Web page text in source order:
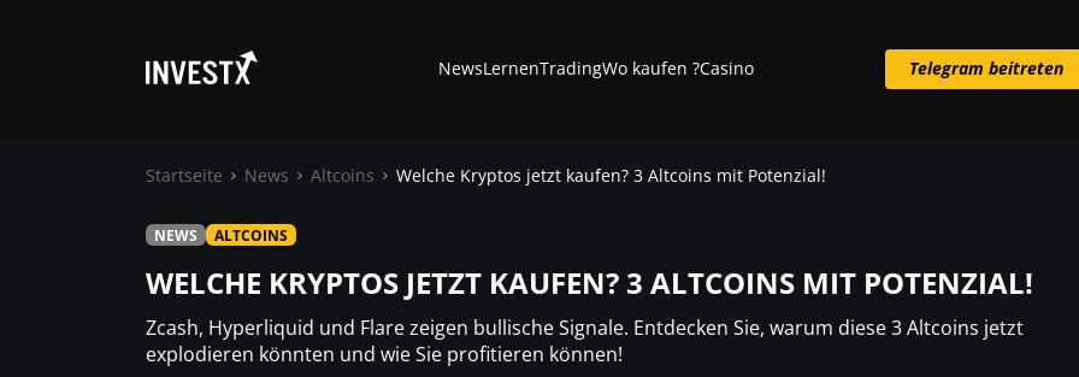
News
Lernen
NewsLernenTradingWo kaufen ?Casino Telegram beitreten
Startseite News Altcoins Welche Kryptos jetzt kaufen? 3 Altcoins mit Potenzial!
NEWS ALTCOINS
WELCHE KRYPTOS JETZT KAUFEN? 3 ALTCOINS MIT POTENZIAL!
Zcash, Hyperliquid und Flare zeigen bullische Signale. Entdecken Sie, warum diese 3 Altcoins jetzt
explodieren könnten und wie Sie profitieren können!